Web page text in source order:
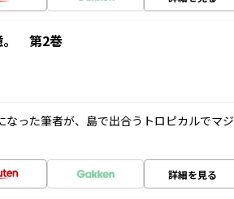
。 第2巻
った筆者が、島で出合うトロピカルでマジ
詳細を見る